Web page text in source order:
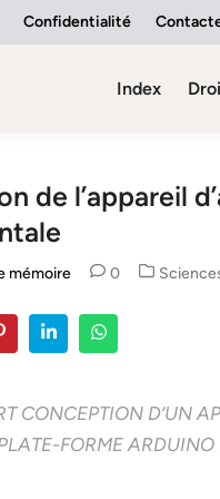
Confidentialité
Index
de l’appareil
mémoire 0
Posted
CONCEPTION D’UN
FORME ARDUINO